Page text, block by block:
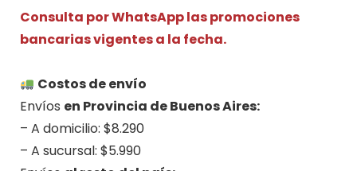
Consulta por WhatsApp las promociones
bancarias vigentes a la fecha.
Costos de envío
Envíos en Provincia de Buenos Aires:
– A domicilio: $8.290
– A sucursal: $5.990